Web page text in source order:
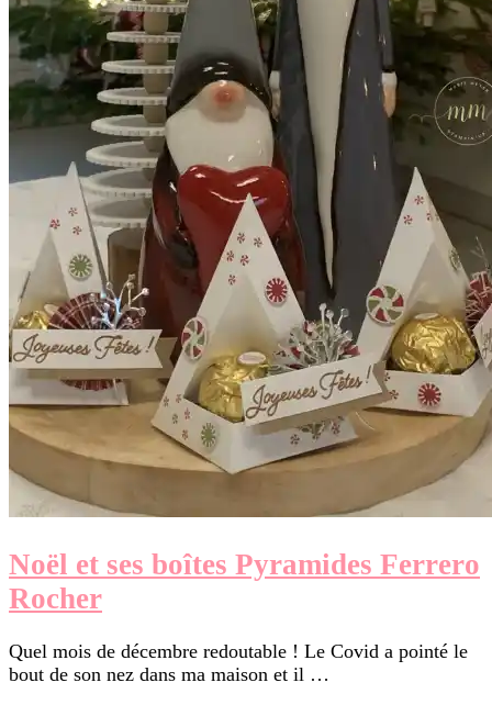
Noël et ses boîtes Pyramides Ferrero
Rocher
Quel mois de décembre redoutable ! Le Covid a pointé le
bout de son nez dans ma maison et il …